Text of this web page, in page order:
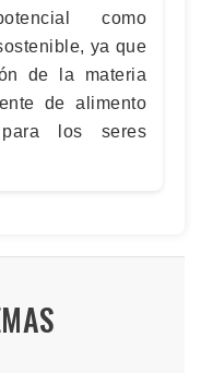
como
ya que
de la materia
de alimento
los seres